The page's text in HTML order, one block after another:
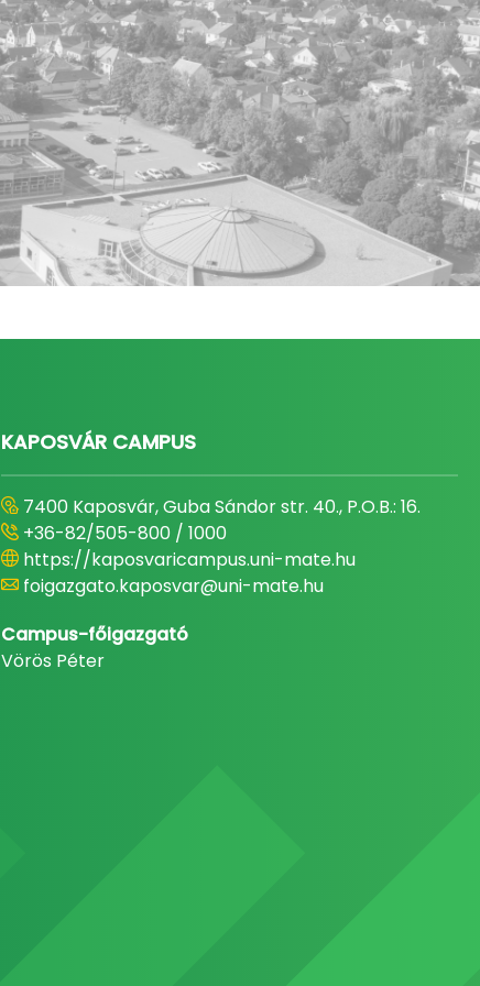
KAPOSVÁR CAMPUS
7400 Kaposvár, Guba Sándor str. 40., P.O.B.: 16.
+36-82/505-800 / 1000
https://kaposvaricampus.uni-mate.hu
foigazgato.kaposvar@uni-mate.hu
Campus-főigazgató
Vörös Péter